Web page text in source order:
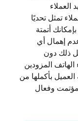
العملاء
تمثل تحديًا
أتمتة
إهمال أي
ذلك دون
المزودين
بأكملها من
وفعال